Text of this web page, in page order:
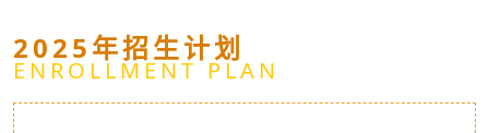
2025年招生计划
ENROLLMENT PLAN